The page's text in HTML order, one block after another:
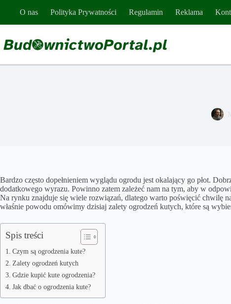
O nas Polityka Prywatności Regulamin Reklama
Bardzo często dopełnieniem wyglądu ogrodu jest okalający go płot.
dodatkowego wyrazu. Powinno zatem zależeć nam na tym, aby w
Na rynku znajduje się wiele rozwiązań, dlatego warto poświęcić chwilę
właśnie powodu omówimy dzisiaj zalety ogrodzeń kutych, które są
Spis treści
Czym są ogrodzenia kute?
Zalety ogrodzeń kutych
Gdzie kupić kute ogrodzenia?
Jak dbać o ogrodzenia kute?